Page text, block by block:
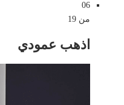
06
من 19
اذهب عمودي